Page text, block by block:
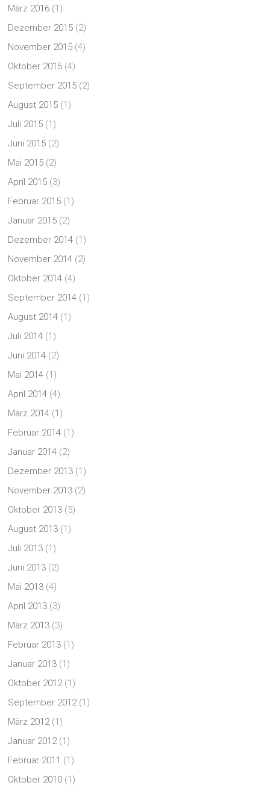
März 2016 (1)
Dezember 2015 (2)
November 2015 (4)
Oktober 2015 (4)
September 2015 (2)
August 2015 (1)
Juli 2015 (1)
Juni 2015 (2)
Mai 2015 (2)
April 2015 (3)
Februar 2015 (1)
Januar 2015 (2)
Dezember 2014 (1)
November 2014 (2)
Oktober 2014 (4)
September 2014 (1)
August 2014 (1)
Juli 2014 (1)
Juni 2014 (2)
Mai 2014 (1)
April 2014 (4)
März 2014 (1)
Februar 2014 (1)
Januar 2014 (2)
Dezember 2013 (1)
November 2013 (2)
Oktober 2013 (5)
August 2013 (1)
Juli 2013 (1)
Juni 2013 (2)
Mai 2013 (4)
April 2013 (3)
März 2013 (3)
Februar 2013 (1)
Januar 2013 (1)
Oktober 2012(1)
September 2012(1)
März 2012(1)
Januar 2012(1)
Februar 2011 (1)
Oktober 2010 (1)